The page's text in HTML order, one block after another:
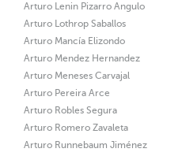
Arturo Lenin Pizarro Angulo
Arturo Lothrop Saballos
Arturo Mancía Elizondo
Arturo Mendez Hernandez
Arturo Meneses Carvajal
Arturo Pereira Arce
Arturo Robles Segura
Arturo Romero Zavaleta
Arturo Runnebaum Jiménez